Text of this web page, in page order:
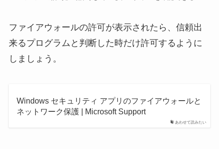
ファイアウォールの許可が表示されたら、信頼出
来るプログラムと判断した時だけ許可するように
しましょう。
あわせて読みたい
Windows セキュリティ アプリのファイアウォールと
ネットワーク保護 | Microsoft Support